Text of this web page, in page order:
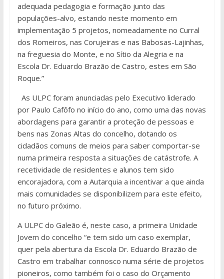
adequada pedagogia e formação junto das
populações-alvo, estando neste momento em
implementação 5 projetos, nomeadamente no Curral
dos Romeiros, nas Corujeiras e nas Babosas-Lajinhas,
na freguesia do Monte, e no Sítio da Alegria e na
Escola Dr. Eduardo Brazão de Castro, estes em São
Roque.”
As ULPC foram anunciadas pelo Executivo liderado
por Paulo Cafôfo no início do ano, como uma das novas
abordagens para garantir a proteção de pessoas e
bens nas Zonas Altas do concelho, dotando os
cidadãos comuns de meios para saber comportar-se
numa primeira resposta a situações de catástrofe. A
recetividade de residentes e alunos tem sido
encorajadora, com a Autarquia a incentivar a que ainda
mais comunidades se disponibilizem para este efeito,
no futuro próximo.
A ULPC do Galeão é, neste caso, a primeira Unidade
Jovem do concelho “e tem sido um caso exemplar,
quer pela abertura da Escola Dr. Eduardo Brazão de
Castro em trabalhar connosco numa série de projetos
pioneiros, como também foi o caso do Orçamento